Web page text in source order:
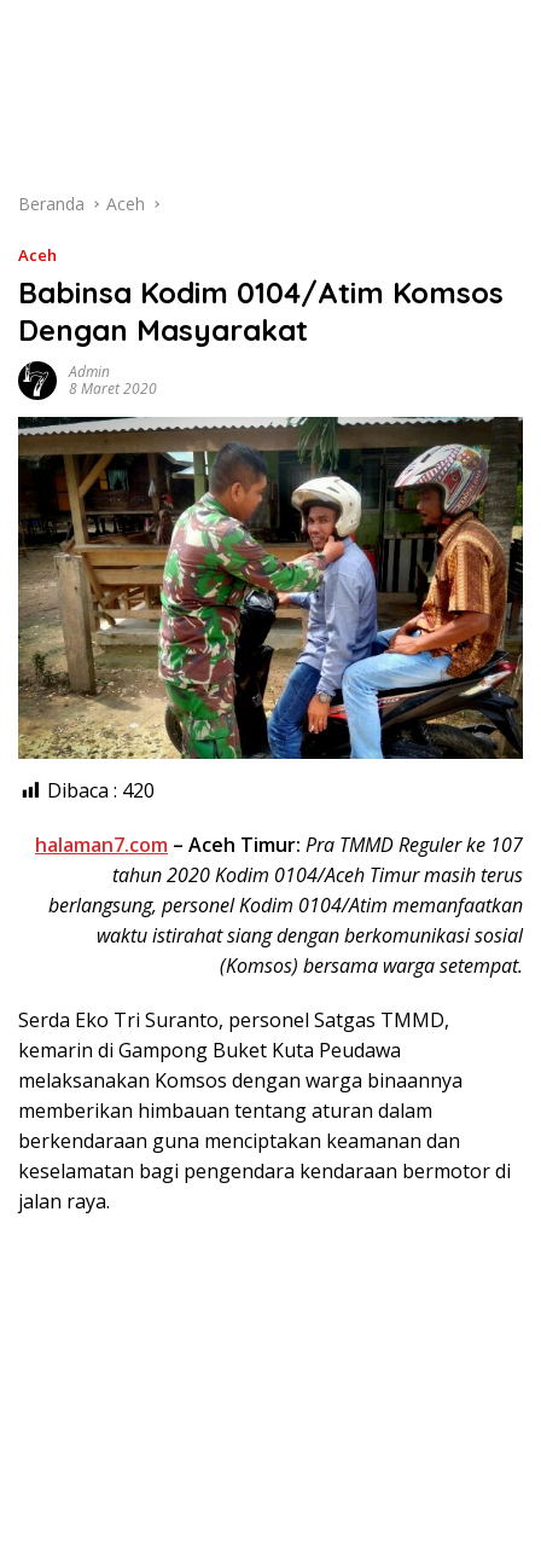
Beranda Aceh
Aceh
Babinsa Kodim 0104/Atim Komsos
Dengan Masyarakat
Admin
8 Maret 2020
Dibaca : 420
halaman7.com – Aceh Timur: Pra TMMD Reguler ke 107
tahun 2020 Kodim 0104/Aceh Timur masih terus
berlangsung, personel Kodim 0104/Atim memanfaatkan
waktu istirahat siang dengan berkomunikasi sosial
(Komsos) bersama warga setempat.
Serda Eko Tri Suranto, personel Satgas TMMD,
kemarin di Gampong Buket Kuta Peudawa
melaksanakan Komsos dengan warga binaannya
memberikan himbauan tentang aturan dalam
berkendaraan guna menciptakan keamanan dan
keselamatan bagi pengendara kendaraan bermotor di
jalan raya.